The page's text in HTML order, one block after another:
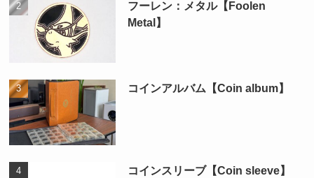
フーレン：メタル【Foolen
Metal】
コインアルバム【Coin album】
コインスリーブ【Coin sleeve】